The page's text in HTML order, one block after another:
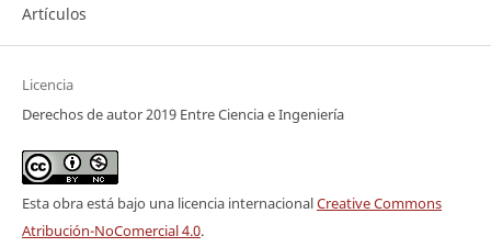
Artículos
Licencia
Derechos de autor 2019 Entre Ciencia e Ingeniería
Esta obra está bajo una licencia internacionalCreative Commons
Atribución-NoComercial 4.0.